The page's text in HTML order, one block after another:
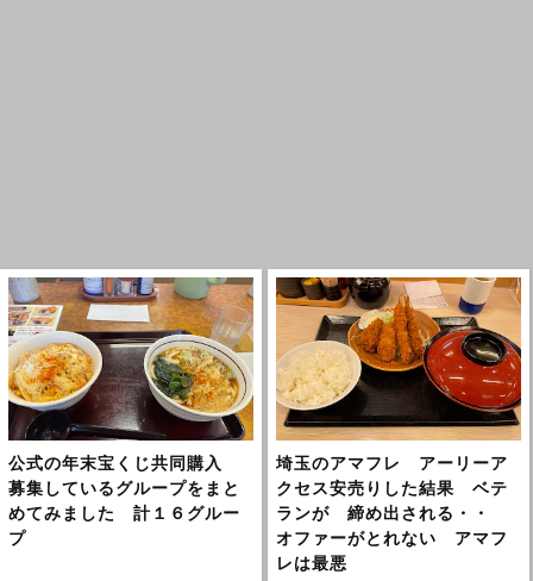
公式の年末宝くじ共同購入
募集しているグループをまと
めてみました 計１６グルー
プ
埼玉のアマフレ アーリーア
クセス安売りした結果 ベテ
ランが 締め出される・・
オファーがとれない アマフ
レは最悪